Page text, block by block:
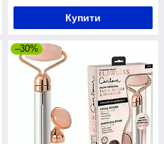
Купити
–30%